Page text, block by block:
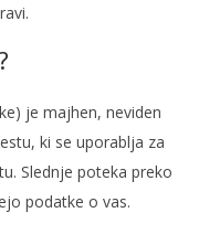
je majhen, neviden
ki se uporablja za
Slednje poteka preko
podatke o vas.